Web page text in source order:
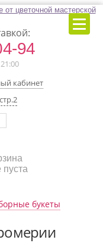
94
кабинет
букеты